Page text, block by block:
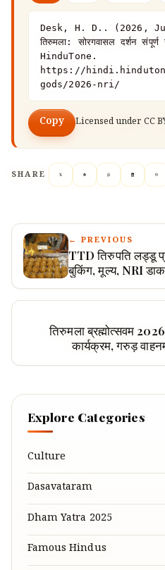
Desk, H. D.. (2026,
तिरुमला: सोरगवासल दर्शन
HinduTone.
https://
gods/2026-nri/
Copy Licensed under CC
SHARE
← PREVIOUS
TTD तिरुपति लड्डू
बुकिंग, मूल्य, NRI
तिरुमला ब्रह्मोत्सवम
कार्यक्रम, गरुड़
Explore Categories
Culture
Dasavataram
Dham Yatra 2025
Famous Hindus